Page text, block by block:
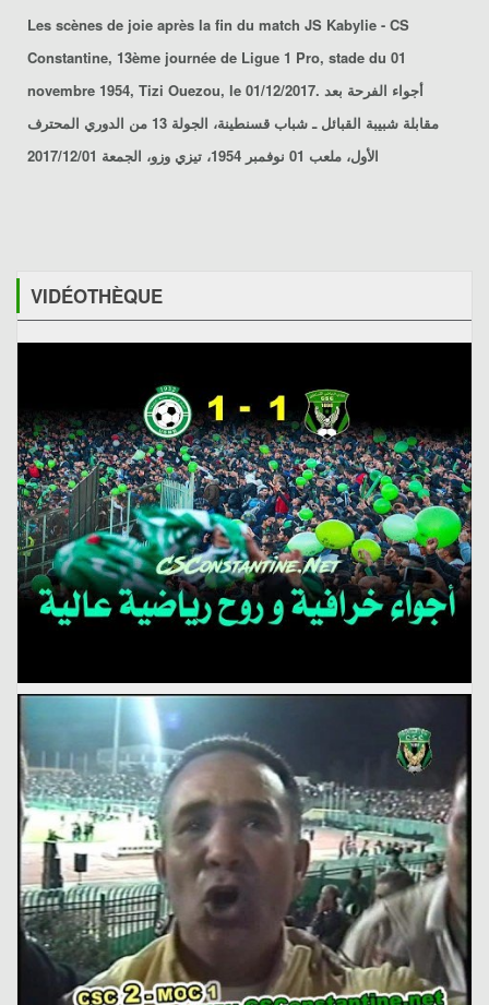
Les scènes de joie après la fin du match JS Kabylie - CS
Constantine, 13ème journée de Ligue 1 Pro, stade du 01
novembre 1954, Tizi Ouezou, le 01/12/2017. أجواء الفرحة بعد
مقابلة شبيبة القبائل ـ شباب قسنطينة
، الجولة 13 من الدوري المحترف
الأول، ملعب 01 نوفمبر 1954، تيزي وزو، الجمعة 2017/12/01
VIDÉOTHÈQUE